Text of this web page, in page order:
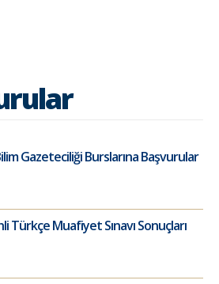
Gazeteciliği Burslarına Başvurular
Türkçe Muafiyet Sınavı Sonuçları